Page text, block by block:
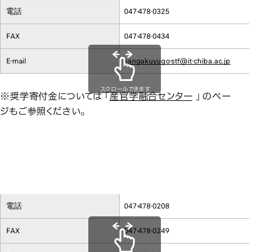
融合課
融合課
電話 047-478-0325
FAX 047-478-0434
E-mail sangakuyugo-stf@it-chiba.ac.jp
※奨学寄付金については「産官学融合センター
」のペー
ジもご参照ください。
スクロールできます
千葉工業大学総務部総務担当
電話 047-478-0208
FAX 047-478-0249